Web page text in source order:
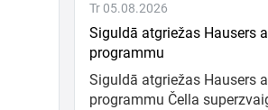
Tr 05.08.2026
Siguldā atgriežas Hausers
programmu
Siguldā atgriežas Hausers
programmu Čella